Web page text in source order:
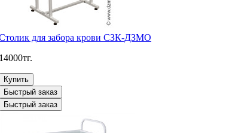
для забора крови СЗК-ДЗМО
Купить
Быстрый заказ
Быстрый заказ